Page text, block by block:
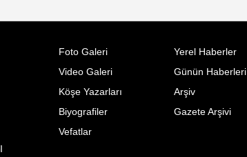
Foto Galeri
Video Galeri
Köşe Yazarları
Biyografiler
Vefatlar
Yerel Haberler
Günün Haberleri
Arşiv
Gazete Arşivi